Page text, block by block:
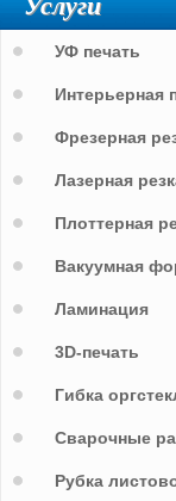
УФ печать
Интерьерная
Фрезерная
Лазерная
Плоттерная
Вакуумная
Ламинация
3D-печать
Гибка
Сварочные
Рубка